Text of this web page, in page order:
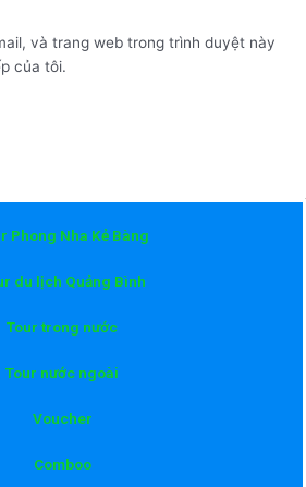
và trang web trong trình duyệt này
của tôi.
Phong Nha Kẻ Bàng
du lịch Quảng Bình
Tour trong nước
Tour nước ngoài
Voucher
Comboo